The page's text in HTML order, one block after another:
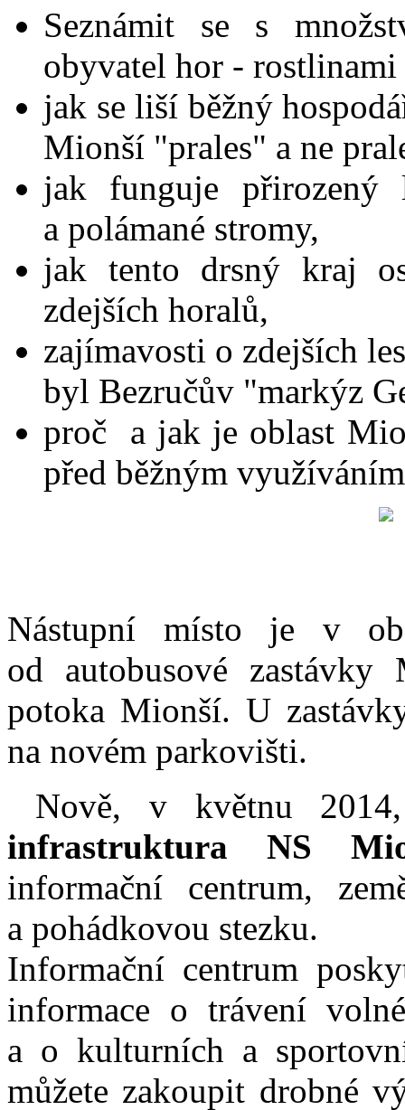
Seznámit se s
obyvatel hor -
jak se liší běžný
Mionší "prales" a ne
jak funguje přirozený
a polámané stromy,
jak tento drsný kraj
zdejších horalů,
zajímavosti o zdejších
byl Bezručův "markýz
proč a jak je oblast
před běžným
Nástupní místo je v
od autobusové
potoka Mionší. U
na novém parkovišti.
Nově, v květnu
infrastruktura NS
informační centrum,
a pohádkovou stezku.
Informační centrum
informace o trávení
a o kulturních a
můžete zakoupit drobné